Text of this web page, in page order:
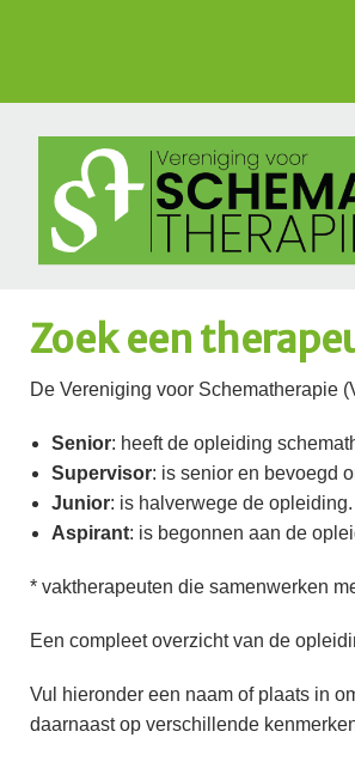
Zoek een
De Vereniging voor Schematherapie
Senior: heeft de opleiding
Supervisor: is senior en bevoegd
Junior: is halverwege de opleiding.
Aspirant: is begonnen aan de
* vaktherapeuten die samenwerken
Een compleet overzicht van de
Vul hieronder een naam of plaats in
daarnaast op verschillende